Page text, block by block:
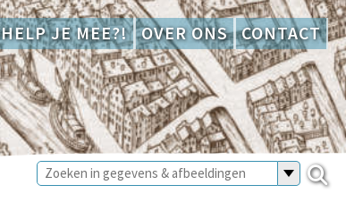
HELP JE MEE?! OVER ONS CONTACT